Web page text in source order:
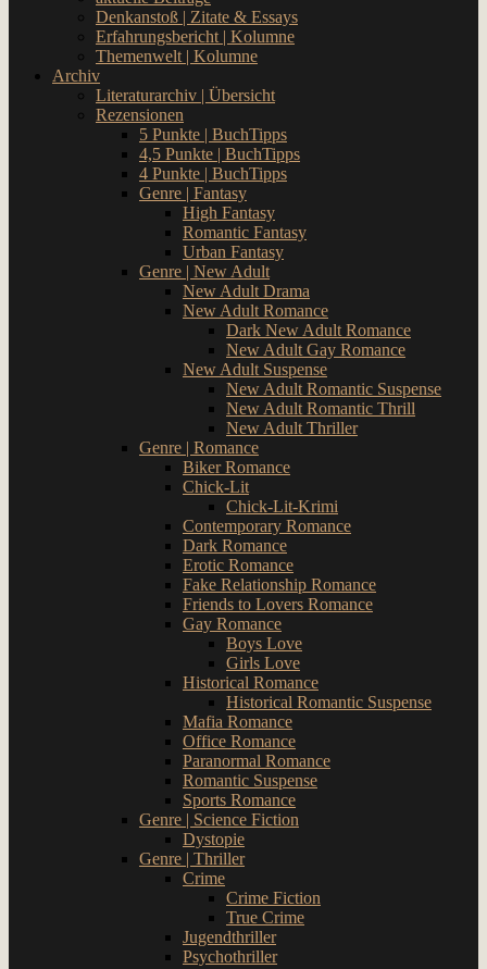
Denkanstoß | Zitate & Essays
Erfahrungsbericht | Kolumne
Themenwelt | Kolumne
Archiv
Literaturarchiv | Übersicht
Rezensionen
5 Punkte | BuchTipps
4,5 Punkte | BuchTipps
4 Punkte | BuchTipps
Genre | Fantasy
High Fantasy
Romantic Fantasy
Urban Fantasy
Genre | New Adult
New Adult Drama
New Adult Romance
Dark New Adult Romance
New Adult Gay Romance
New Adult Suspense
New Adult Romantic Suspense
New Adult Romantic Thrill
New Adult Thriller
Genre | Romance
Biker Romance
Chick-Lit
Chick-Lit-Krimi
Contemporary Romance
Dark Romance
Erotic Romance
Fake Relationship Romance
Friends to Lovers Romance
Gay Romance
Boys Love
Girls Love
Historical Romance
Historical Romantic Suspense
Mafia Romance
Office Romance
Paranormal Romance
Romantic Suspense
Sports Romance
Genre | Science Fiction
Dystopie
Genre | Thriller
Crime
Crime Fiction
True Crime
Jugendthriller
Psychothriller